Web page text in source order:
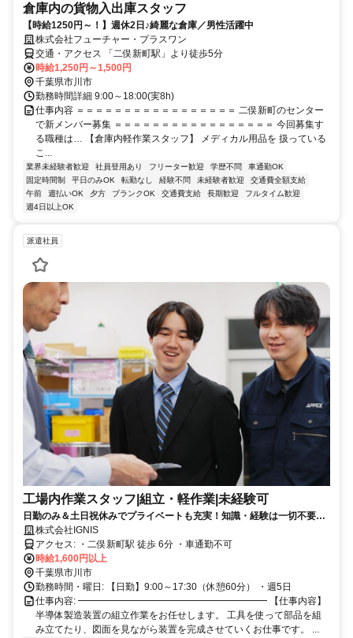
倉庫内の貨物入出庫スタッフ
【時給1250円～！】週休2日♪綺麗な倉庫／男性活躍中
株式会社フューチャー・プラスワン
交通・アクセス 「二俣新町駅」より徒歩5分
時給1,250円～1,500円
千葉県市川市
勤務時間詳細 9:00～18:00(実8h)
仕事内容 ＝＝＝＝＝＝＝＝＝＝＝＝＝＝＝＝＝ 二俣新町のセンター
で新メンバー募集 ＝＝＝＝＝＝＝＝＝＝＝＝＝＝＝＝＝ 今回募集す
る職種は… 【倉庫内軽作業スタッフ】 メディカル用品を 扱っている
こ...
業界未経験者歓迎 社員登用あり フリーター歓迎 学歴不問
車通勤OK
固定時間制
平日のみOK 転勤なし 経験不問 未経験者歓迎
交通費全額支給
午前
週払いOK 夕方 ブランクOK 交通費支給 長期歓迎
フルタイム歓迎
週4日以上OK
派遣社員
工場内作業スタッフ|組立・軽作業|未経験可
日勤のみ＆土日祝休みでプライベートも充実！知識・経験は一切不要◎
工具の使い方から丁寧に教えるので、未経験の方も安心して始められま
す！
株式会社IGNIS
アクセス: ・二俣新町駅 徒歩 6分 ・車通勤不可
時給1,600円以上
千葉県市川市
勤務時間・曜日: 【日勤】9:00～17:30（休憩60分） ・週5日
仕事内容: ━━━━━━━━━━━━━━━━━━━━ 【仕事内容】
半導体製造装置の組立作業をお任せします。 工具を使って部品を組
み立てたり、図面を見ながら装置を完成させていくお仕事です。 ...